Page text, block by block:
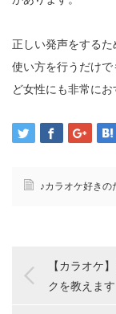
正しい発声をする
使い方を行うだけ
ど女性にも非常にお
♪カラオケ好きの
【カラオケ
クを教えます